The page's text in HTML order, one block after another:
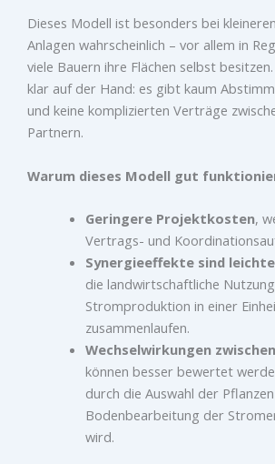
Dieses Modell ist besonders bei
Anlagen wahrscheinlich – vor allem in
viele Bauern ihre Flächen selbst
klar auf der Hand: es gibt kaum
und keine komplizierten Verträge
Partnern.
Warum dieses Modell gut
Geringere Projektkosten,
Vertrags- und
Synergieeffekte sind
die landwirtschaftliche
Stromproduktion in einer
zusammenlaufen.
Wechselwirkungen
können besser bewertet
durch die Auswahl der
Bodenbearbeitung der
wird.